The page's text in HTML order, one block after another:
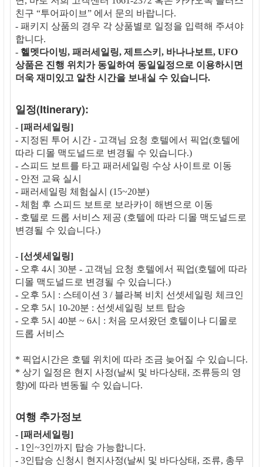
친구 “투어파이브” 에서 문의 바랍니다.
- 패키지 상품의 경우 각 상품별로 일정을 입력해 주셔야
합니다.
- 헬멧다이빙, 패러세일링, 제트스키, 바나나보트, UFO
상품은 진행 위치가 동일하여 동일일정으로 이용하시면
더욱 재미있고 알찬 시간을 보내실 수 있습니다.
일정(Itinerary):
- [패러세일링]
- 지정된 투어 시간 - 고객님 요청 호텔에서 픽업(호텔에
따라 디몰 맥도널드로 변경될 수 있습니다.)
- 스피드 보트를 타고 패러세일링 수상 사이트로 이동
- 안전 교육 실시
- 패러세일링 체험실시 (15~20분)
- 체험 후 스피드 보트로 보라카이 해변으로 이동
- 호텔로 드롭 서비스 제공 (호텔에 따라 디몰 맥도널드로
변경될 수 있습니다.)
- [선셋세일링]
- 오후 4시 30분 - 고객님 요청 호텔에서 픽업(호텔에 따라
디몰 맥도널드로 변경될 수 있습니다.)
- 오후 5시 : 스테이션 3 / 블라복 비치 선셋세일링 체크인
- 오후 5시 10-20분 : 선셋세일링 보트 탑승
- 오후 5시 40분 ~ 6시 : 처음 모셔왔던 호텔이나 디몰로
드롭 서비스
* 픽업시간은 호텔 위치에 따라 조금 늦어질 수 있습니다.
* 상기 일정은 현지 사정(날씨 및 바다상태, 조류등의 영
향)에 따라 변동될 수 있습니다.
여행 추가정보
- [패러세일링]
- 1인~3인까지 탑승 가능합니다.
- 3인탑승 신청시 현지사정(날씨 및 바다상태, 조류, 총무